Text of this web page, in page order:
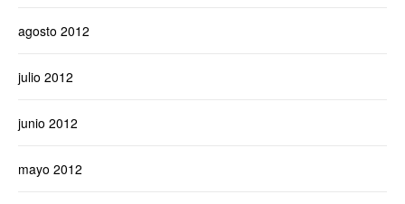
agosto 2012
julio 2012
junio 2012
mayo 2012